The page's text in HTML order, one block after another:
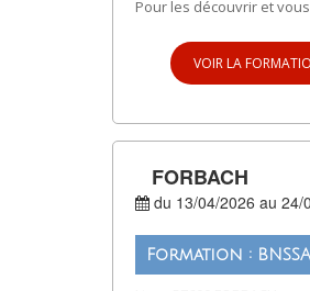
Pour les découvrir et
VOIR LA
FORBACH
du 13/04/2026 au 24/
Formation :